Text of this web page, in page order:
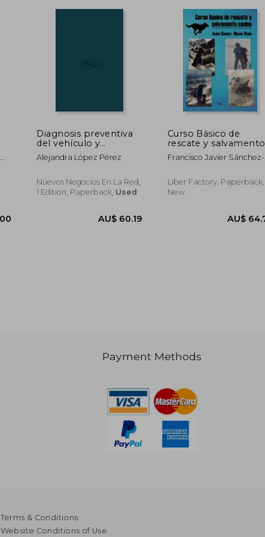
Diagnosis preventiva
del vehículo y
mantenimiento de su
dotación material
Alejandra López Pérez
Nuevos Negocios En La Red,
1 Edition, Paperback, Used
AU$ 60.19
Curso Básico de
rescate y salvamento
canino: Método
MEDCART
Francisco Javier Sánchez-
Liber Factory, Paperback,
New
Payment Methods
Terms & Conditions
Website Conditions of Use